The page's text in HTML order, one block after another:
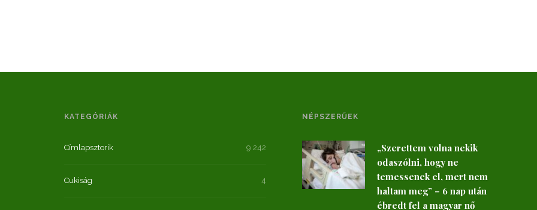
KATEGÓRIÁK
Címlapsztorik 9 242
Cukiság 4
NÉPSZERŰEK
„Szerettem volna nekik
odaszólni, hogy ne
temessenek el, mert nem
haltam meg” – 6 nap után
ébredt fel a magyar nő